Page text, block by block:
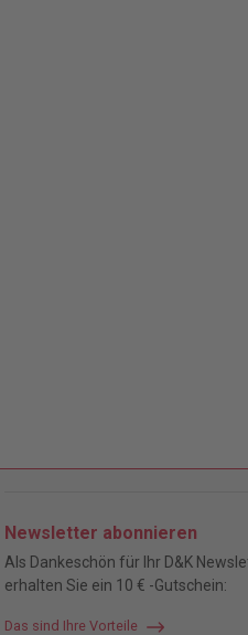
Newsletter abonnieren
Als Dankeschön für Ihr D&K
erhalten Sie ein 10 € -Gutschein:
Das sind Ihre Vorteile